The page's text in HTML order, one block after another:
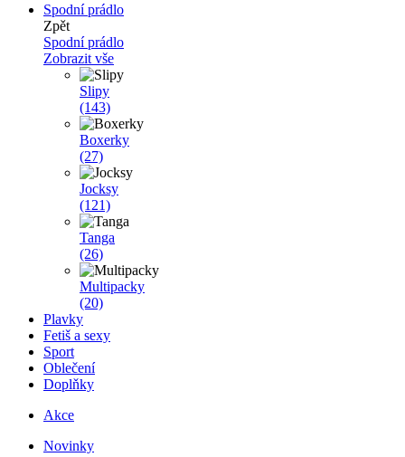
Spodní prádlo
Zpět
Spodní prádlo
Zobrazit vše
Slipy
(143)
Boxerky
(27)
Jocksy
(121)
Tanga
(26)
Multipacky
(20)
Plavky
Fetiš a sexy
Sport
Oblečení
Doplňky
Akce
Novinky